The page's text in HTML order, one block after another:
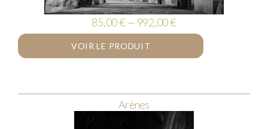
85,00 € — 992,00 €
VOIR LE PRODUIT
Arènes